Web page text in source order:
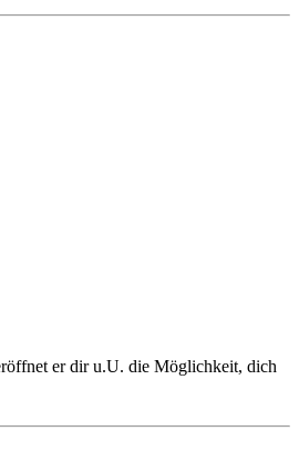
er dir u.U. die Möglichkeit, dich